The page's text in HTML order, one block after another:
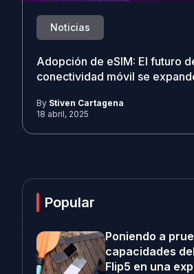
Noticias
Adopción de eSIM: El futuro
conectividad móvil se
By Stiven Cartagena
18 abril, 2025
Popular
Poniendo a
capacidades
Flip5 en una